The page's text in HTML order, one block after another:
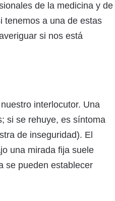
de la medicina y de
tenemos a una de estas
si nos está
interlocutor. Una
si se rehuye, es síntoma
de inseguridad). El
una mirada fija suele
se pueden establecer